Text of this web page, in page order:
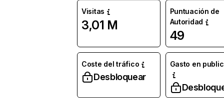
Visitas
3,01 M
Puntuación de
Autoridad
49
Coste del tráfico
Desbloquear
Gasto en